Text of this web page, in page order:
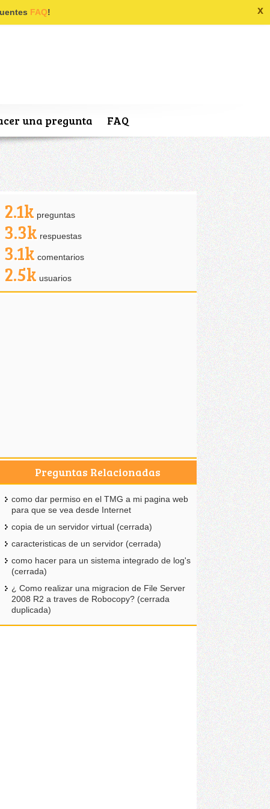
FAQ! x
una pregunta FAQ
2.1k preguntas
3.3k respuestas
3.1k comentarios
2.5k usuarios
Preguntas Relacionadas
como dar permiso en el TMG a mi pagina web
para que se vea desde Internet
copia de un servidor virtual (cerrada)
caracteristicas de un servidor (cerrada)
como hacer para un sistema integrado de log's
(cerrada)
¿ Como realizar una migracion de File Server
2008 R2 a traves de Robocopy? (cerrada
duplicada)